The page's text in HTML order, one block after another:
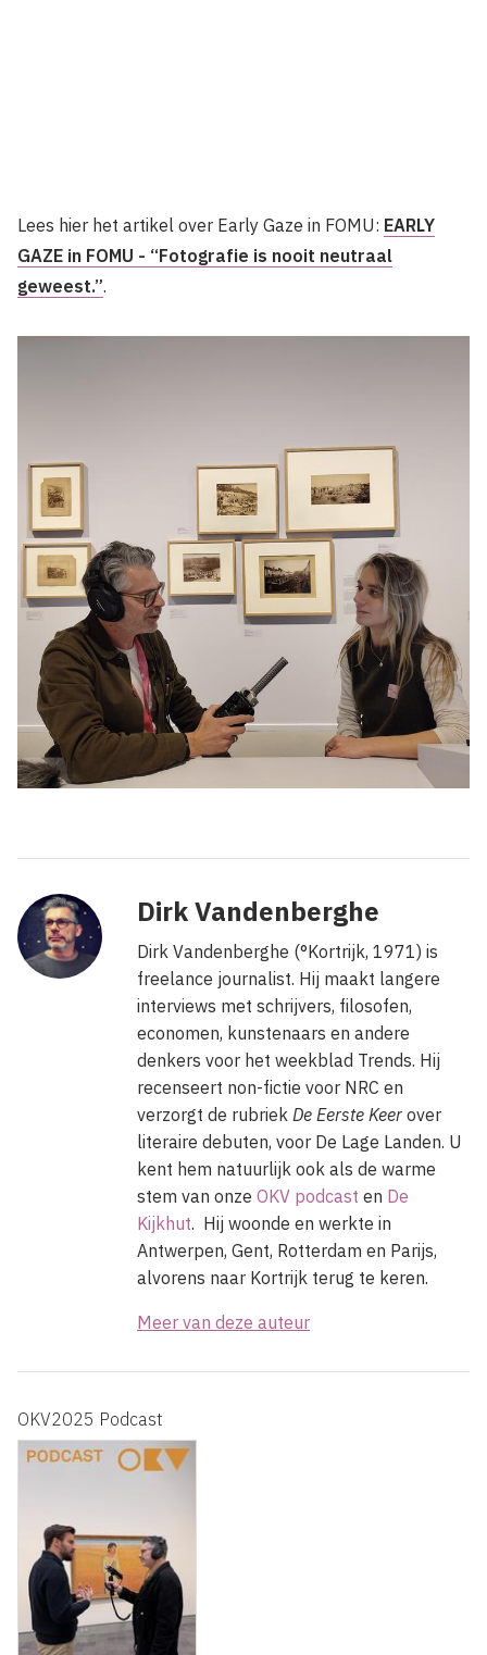
Lees hier het artikel over Early Gaze in FOMU: EARLY
GAZE in FOMU - “Fotografie is nooit neutraal
geweest.”.
Dirk Vandenberghe
Dirk Vandenberghe (°Kortrijk, 1971) is
freelance journalist. Hij maakt langere
interviews met schrijvers, filosofen,
economen, kunstenaars en andere
denkers voor het weekblad Trends. Hij
recenseert non-fictie voor NRC en
verzorgt de rubriek De Eerste Keer over
literaire debuten, voor De Lage Landen. U
kent hem natuurlijk ook als de warme
stem van onze OKV podcast en De
Kijkhut. Hij woonde en werkte in
Antwerpen, Gent, Rotterdam en Parijs,
alvorens naar Kortrijk terug te keren.
Meer van deze auteur
OKV2025 Podcast